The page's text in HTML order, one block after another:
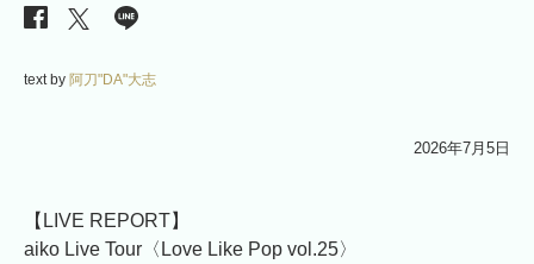
text by 阿刀"DA"大志
2026年7月5日
【LIVE REPORT】
aiko Live Tour〈Love Like Pop vol.25〉